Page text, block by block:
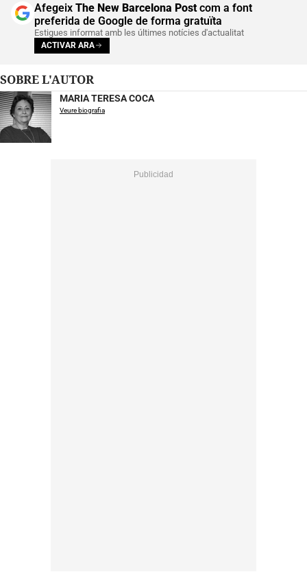
Afegeix The New Barcelona Postcom a font
preferida de Google de forma gratuïta
Estigues informat amb les últimes notícies d'actualitat
ACTIVAR ARA
SOBRE L'AUTOR
MARIA TERESA COCA
Veure biografia